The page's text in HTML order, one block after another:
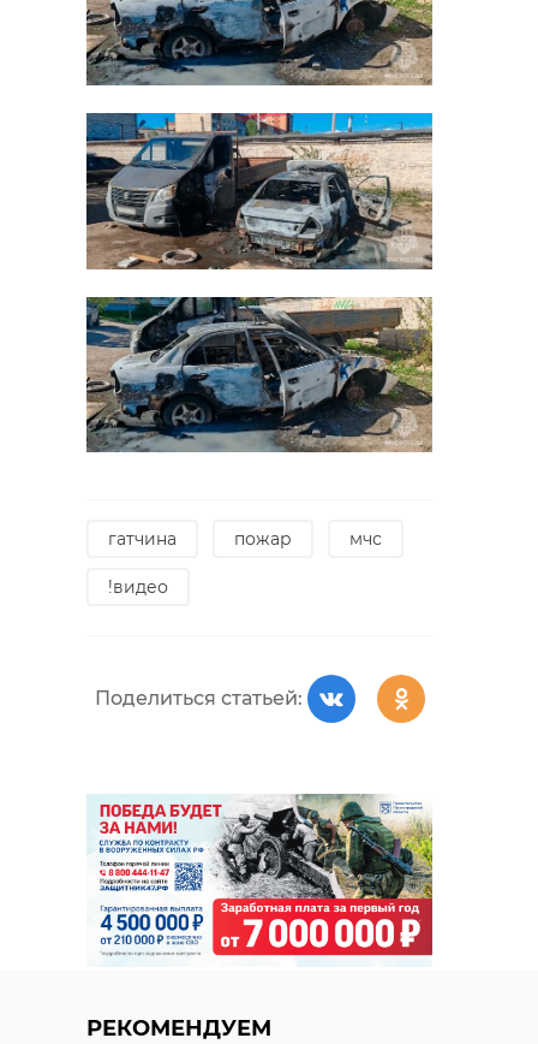
гатчина пожар мчс
!видео
Поделиться статьей:
РЕКОМЕНДУЕМ